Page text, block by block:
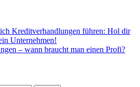
Kreditverhandlungen führen: Hol dir
Unternehmen!
– wann braucht man einen Profi?